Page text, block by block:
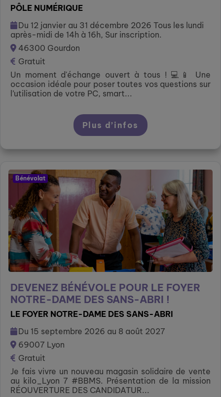
PÔLE NUMÉRIQUE
Du 12 janvier au 31 décembre 2026 Tous les lundi
après-midi de 14h à 16h, Sur inscription.
46300 Gourdon
Gratuit
Un moment d'échange ouvert à tous ! 💻📱 Une
occasion idéale pour poser toutes vos questions sur
l’utilisation de votre PC, smart...
Plus d’infos
Bénévolat
DEVENEZ BÉNÉVOLE POUR LE FOYER
NOTRE-DAME DES SANS-ABRI !
LE FOYER NOTRE-DAME DES SANS-ABRI
Du 15 septembre 2026 au 8 août 2027
69007 Lyon
Gratuit
Je fais vivre un nouveau magasin solidaire de vente
au kilo_Lyon 7 #BBMS. Présentation de la mission
RÉOUVERTURE DES CANDIDATUR...